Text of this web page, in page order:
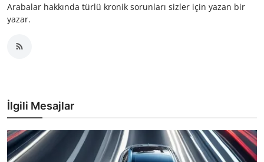
Arabalar hakkında türlü kronik sorunları sizler için yazan bir
yazar.
İlgili Mesajlar